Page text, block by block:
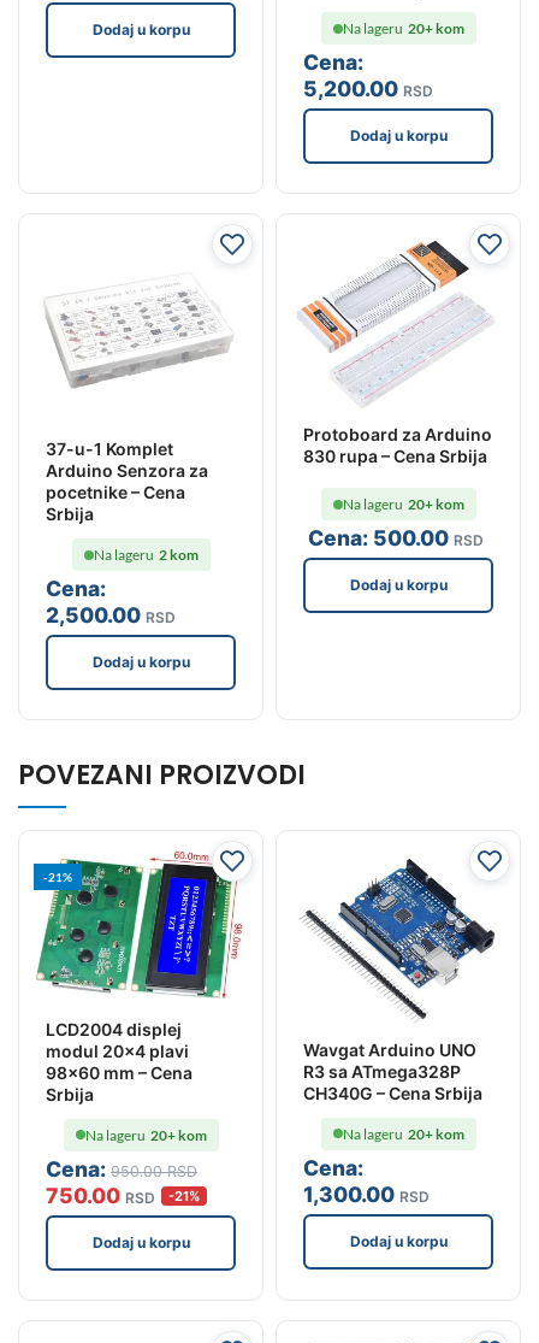
Dodaj u korpu
Cena:
5,200.00 RSD
Na lageru 20+ kom
Dodaj u korpu
37-u-1 Komplet
Arduino Senzora za
pocetnike – Cena
Srbija
Cena:
2,500.00 RSD
Na lageru 2 kom
Dodaj u korpu
Protoboard za Arduino
830 rupa – Cena Srbija
Cena: 500.00 RSD
Na lageru 20+ kom
Dodaj u korpu
POVEZANI PROIZVODI
-21%
LCD2004 displej
modul 20×4 plavi
98×60 mm – Cena
Srbija
Cena: 950.00 RSD
750.00 RSD -21%
Na lageru 20+ kom
Dodaj u korpu
Wavgat Arduino UNO
R3 sa ATmega328P
CH340G – Cena Srbija
Cena:
1,300.00 RSD
Na lageru 20+ kom
Dodaj u korpu